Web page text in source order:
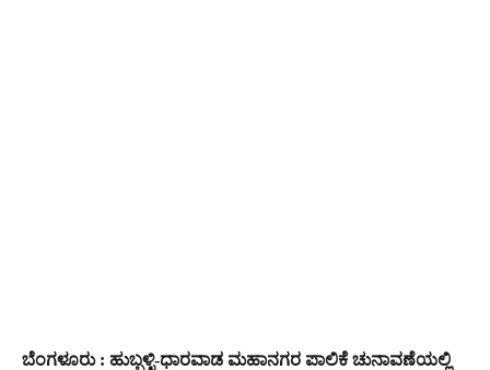
ಬೆಂಗಳೂರು : ಹುಬ್ಬಳ್ಳಿ-ಧಾರವಾಡ ಮಹಾನಗರ ಪಾಲಿಕೆ ಚುನಾವಣೆಯಲ್ಲಿ